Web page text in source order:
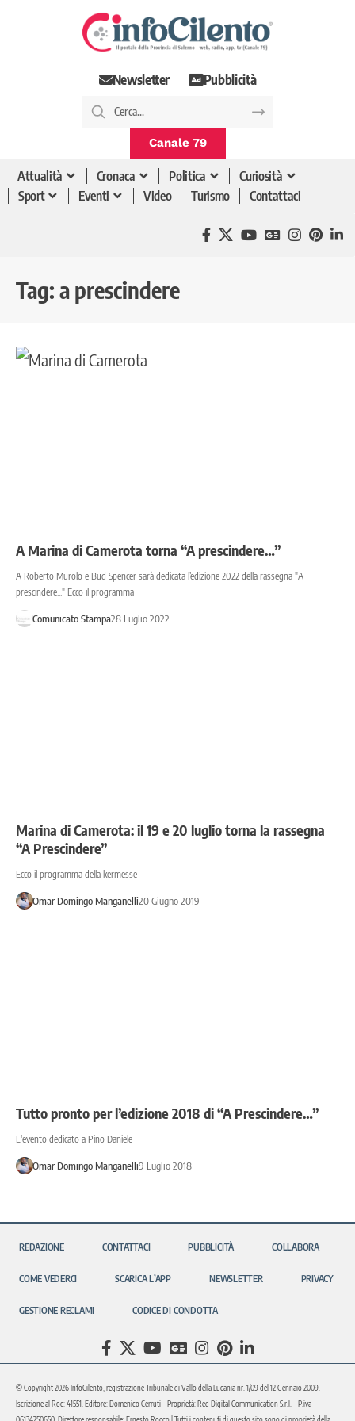
Newsletter Pubblicità
Canale 79
Attualità Cronaca Politica
Curiosità
Sport
Eventi Video Turismo Contattaci
Tag: a prescindere
A Marina di Camerota torna “A prescindere…”
A Roberto Murolo e Bud Spencer sarà dedicata l’edizione 2022 della rassegna "A
prescindere..." Ecco il programma
Comunicato Stampa28 Luglio 2022
Marina di Camerota: il 19 e 20 luglio torna la rassegna
“A Prescindere”
Ecco il programma della kermesse
Omar Domingo Manganelli20 Giugno 2019
Tutto pronto per l’edizione 2018 di “A Prescindere…”
L'evento dedicato a Pino Daniele
Omar Domingo Manganelli9 Luglio 2018
REDAZIONE CONTATTACI PUBBLICITÀ COLLABORA
COME VEDERCI SCARICA L’APP NEWSLETTER PRIVACY
GESTIONE RECLAMI CODICE DI CONDOTTA
© Copyright 2026 InfoCilento, registrazione Tribunale di Vallo della Lucania nr. 1/09 del 12 Gennaio 2009.
Iscrizione al Roc: 41551. Editore: Domenico Cerruti – Proprietà: Red Digital Communication S.r.l. – P.iva